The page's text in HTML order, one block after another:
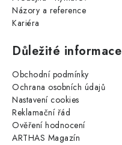
Názory a reference
Kariéra
Důležité informace
Obchodní podmínky
Ochrana osobních údajů
Nastavení cookies
Reklamační řád
Ověření hodnocení
ARTHAS Magazín